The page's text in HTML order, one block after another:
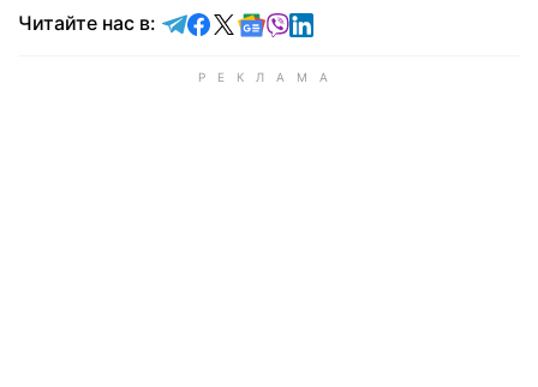
Читайте нас в: Читайте в Telegram
Читайте в Facebook
Читайте в X
Читайте в Google news
Читайте в Viber
Читайте в LinkedIn